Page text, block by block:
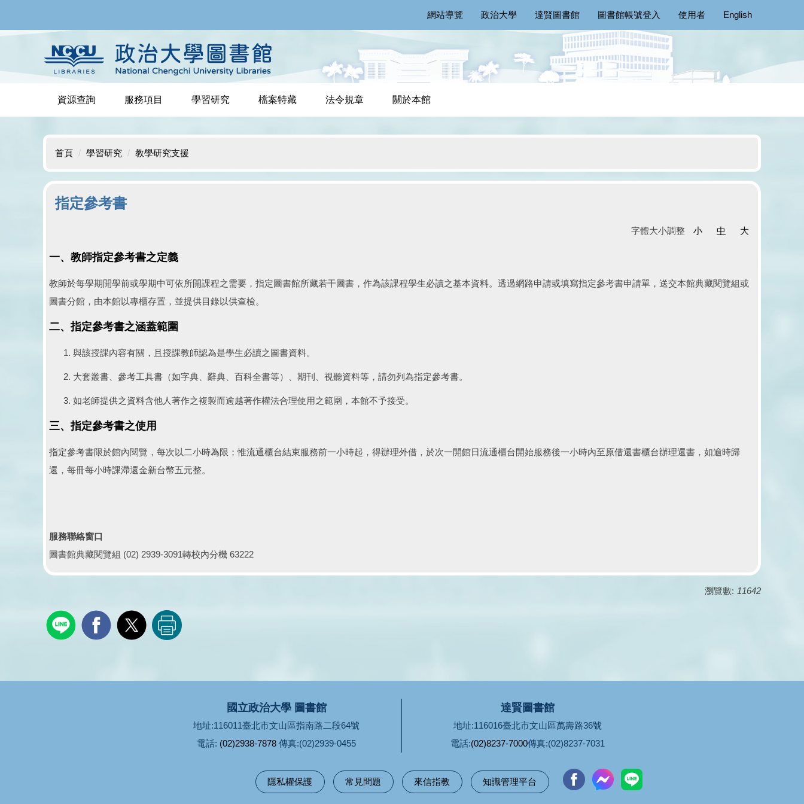
主
容
網站導覽 政治大學 達賢圖書館 圖書館帳號登入 使用者 English
資源查詢 服務項目 學習研究 檔案特藏 法令規章 關於本館
首頁 學習研究 教學研究支援
指定參考書
字體大小調整 小 中 大
一、教師指定參考書之定義
教師於每學期開學前或學期中可依所開課程之需要，指定圖書館所藏若干圖書，作為該課程學生必讀之基本資料。透過網路申請或填寫指定參考書申請單，送交本館典藏閱覽組或
圖書分館，由本館以專櫃存置，並提供目錄以供查檢。
二、指定參考書之涵蓋範圍
與該授課內容有關，且授課教師認為是學生必讀之圖書資料。
大套叢書、參考工具書（如字典、辭典、百科全書等）、期刊、視聽資料等，請勿列為指定參考書。
如老師提供之資料含他人著作之複製而逾越著作權法合理使用之範圍，本館不予接受。
三、指定參考書之使用
指定參考書限於館內閱覽，每次以二小時為限；惟流通櫃台結束服務前一小時起，得辦理外借，於次一開館日流通櫃台開始服務後一小時內至原借還書櫃台辦理還書，如逾時歸
還，每冊每小時課滯還金新台幣五元整。
服務聯絡窗口
圖書館典藏閱覽組 (02) 2939-3091轉校內分機 63222
瀏覽數: 11642
國立政治大學 圖書館
地址:116011臺北市文山區指南路二段64號
電話: (02)2938-7878 傳真:(02)2939-0455
達賢圖書館
地址:116016臺北市文山區萬壽路36號
電話:(02)8237-7000傳真:(02)8237-7031
隱私權保護 常見問題 來信指教 知識管理平台